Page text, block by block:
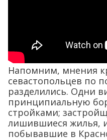
Напомним, мнения
севастопольцев по
разделились. Одни
принципиальную
стройками;
лишившиеся жилья,
побывавшие в